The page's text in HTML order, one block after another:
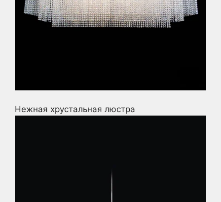
Нежная хрустальная люстра